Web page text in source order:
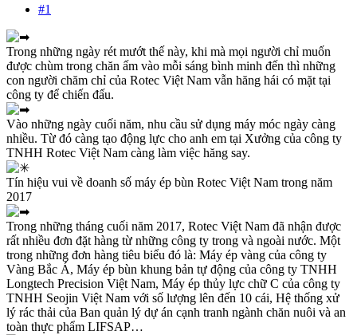
#1
Trong những ngày rét mướt thế này, khi mà mọi người chỉ muốn
được chùm trong chăn ấm vào mỗi sáng bình minh đến thì những
con người chăm chỉ của Rotec Việt Nam vẫn hăng hái có mặt tại
công ty để chiến đấu.
Vào những ngày cuối năm, nhu cầu sử dụng máy móc ngày càng
nhiều. Từ đó càng tạo động lực cho anh em tại Xưởng của công ty
TNHH Rotec Việt Nam càng làm việc hăng say.
Tín hiệu vui về doanh số máy ép bùn Rotec Việt Nam trong năm
2017
Trong những tháng cuối năm 2017, Rotec Việt Nam đã nhận được
rất nhiều đơn đặt hàng từ những công ty trong và ngoài nước. Một
trong những đơn hàng tiêu biểu đó là: Máy ép vàng của công ty
Vàng Bắc Á, Máy ép bùn khung bản tự động của công ty TNHH
Longtech Precision Việt Nam, Máy ép thủy lực chữ C của công ty
TNHH Seojin Việt Nam với số lượng lên đến 10 cái, Hệ thống xử
lý rác thải của Ban quản lý dự án cạnh tranh ngành chăn nuôi và an
toàn thực phẩm LIFSAP…